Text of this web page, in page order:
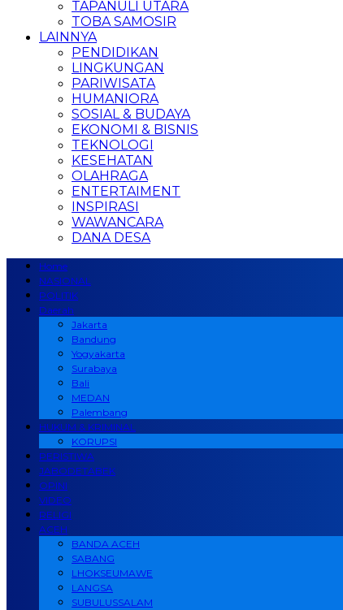
TAPANULI UTARA
TOBA SAMOSIR
LAINNYA
PENDIDIKAN
LINGKUNGAN
PARIWISATA
HUMANIORA
SOSIAL & BUDAYA
EKONOMI & BISNIS
TEKNOLOGI
KESEHATAN
OLAHRAGA
ENTERTAIMENT
INSPIRASI
WAWANCARA
DANA DESA
Home
NASIONAL
POLITIK
Daerah
Jakarta
Bandung
Yogyakarta
Surabaya
Bali
MEDAN
Palembang
HUKUM & KRIMINAL
KORUPSI
PERISTIWA
JABODETABEK
OPINI
VIDEO
RELIGI
ACEH
BANDA ACEH
SABANG
LHOKSEUMAWE
LANGSA
SUBULUSSALAM